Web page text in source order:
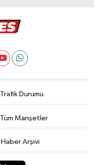
Trafik Durumu
Tüm Manşetler
Haber Arşivi